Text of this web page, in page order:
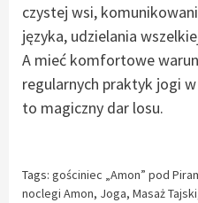
czystej wsi,
języka, udzielania
A mieć komfortowe
regularnych praktyk jogi
to magiczny dar losu.
Tags: gościniec „Amon” pod
noclegi Amon, Joga, Masaż Tajski